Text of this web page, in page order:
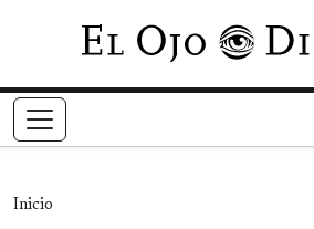
Pasar al
Inicio